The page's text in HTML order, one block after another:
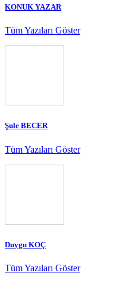
KONUK YAZAR
Tüm Yazıları Göster
Şule BECER
Tüm Yazıları Göster
Duygu KOÇ
Tüm Yazıları Göster